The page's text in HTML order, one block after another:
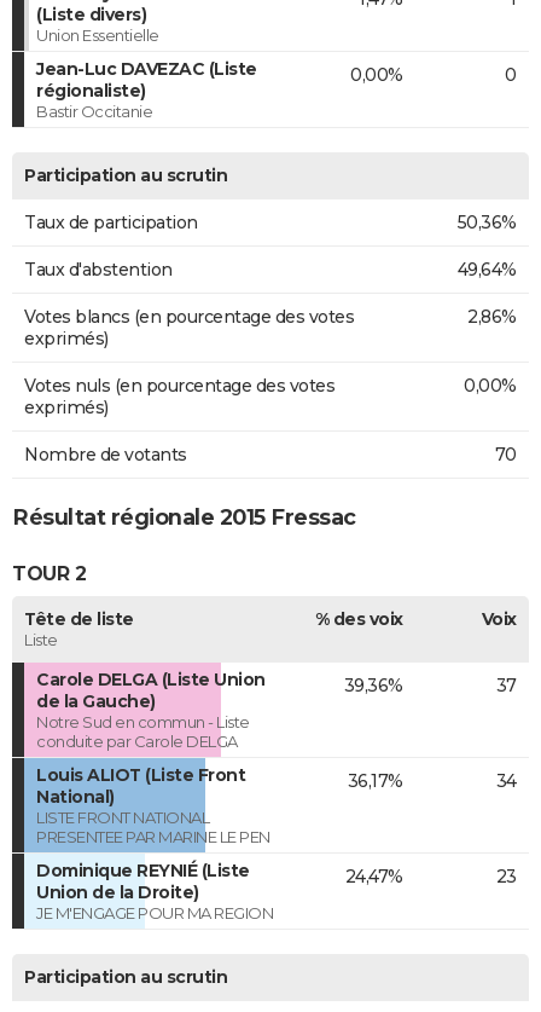
(Liste divers)
Union Essentielle
Jean-Luc DAVEZAC (Liste
régionaliste)
Bastir Occitanie
0,00% 0
Participation au scrutin
Taux de participation 50,36%
Taux d'abstention 49,64%
Votes blancs (en pourcentage des votes
exprimés)
2,86%
Votes nuls (en pourcentage des votes
exprimés)
0,00%
Nombre de votants 70
Résultat régionale 2015 Fressac
TOUR 2
Tête de liste
Liste
% des voix Voix
Carole DELGA (Liste Union
de la Gauche)
Notre Sud en commun - Liste
conduite par Carole DELGA
39,36% 37
Louis ALIOT (Liste Front
National)
LISTE FRONT NATIONAL
PRESENTEE PAR MARINE LE PEN
36,17% 34
Dominique REYNIÉ (Liste
Union de la Droite)
JE M'ENGAGE POUR MA REGION
24,47% 23
Participation au scrutin